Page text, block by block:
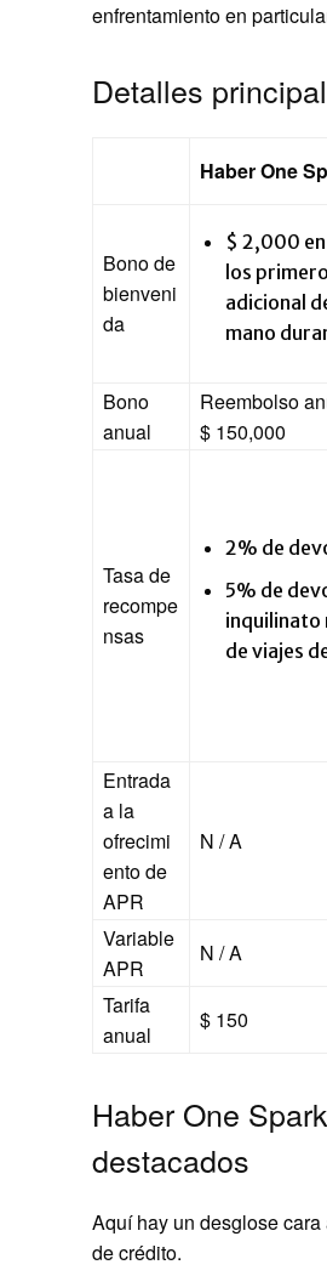
enfrentamiento en
Detalles
Haber One
Bono de
bienveni
da
$ 2,000
los
adicional
mano
Bono
anual
Reembolso
$ 150,000
Tasa de
recompe
nsas
2% de
5% de
inquilinato
de viajes
Entrada
a la
ofrecimi
ento de
APR
N / A
Variable
APR
N / A
Tarifa
anual
$ 150
Haber One
destacados
Aquí hay un desglose
de crédito.